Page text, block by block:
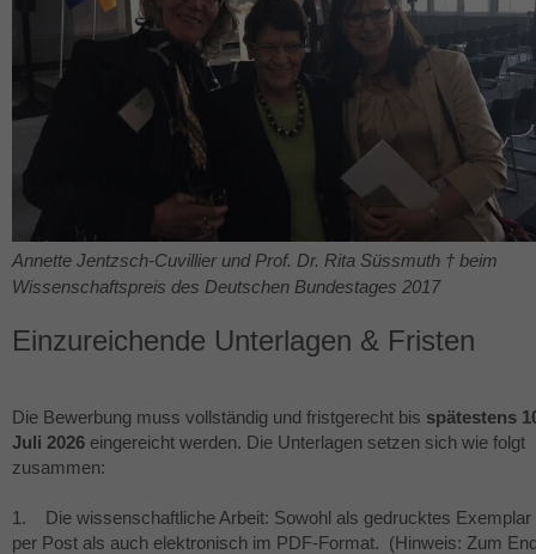
Annette Jentzsch-Cuvillier und Prof. Dr. Rita Süssmuth † beim
Wissenschaftspreis des Deutschen Bundestages 2017
Einzureichende Unterlagen & Fristen
Die Bewerbung muss vollständig und fristgerecht bis spätestens
Juli 2026 eingereicht werden. Die Unterlagen setzen sich wie folgt
zusammen:
1. Die wissenschaftliche Arbeit: Sowohl als gedrucktes Exemplar
per Post als auch elektronisch im PDF-Format. (Hinweis: Zum